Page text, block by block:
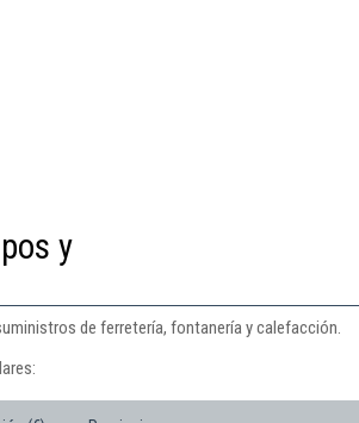
y
de ferretería, fontanería y calefacción.